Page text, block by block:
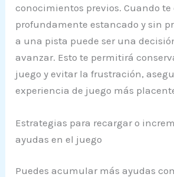
conocimientos previos. Cuando
profundamente estancado y sin
a una pista puede ser una
avanzar. Esto te permitirá
juego y evitar la frustración,
experiencia de juego más
Estrategias para recargar o
ayudas en el juego
Puedes acumular más ayudas